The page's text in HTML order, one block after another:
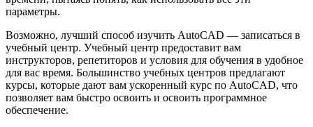
параметры.
Возможно, лучший способ изучить AutoCAD — записаться в
учебный центр. Учебный центр предоставит вам
инструкторов, репетиторов и условия для обучения в удобное
для вас время. Большинство учебных центров предлагают
курсы, которые дают вам ускоренный курс по AutoCAD, что
позволяет вам быстро освоить и освоить программное
обеспечение.